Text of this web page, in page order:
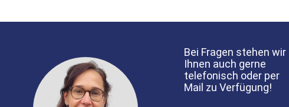
Bei Fragen stehen wir
Ihnen auch gerne
telefonisch oder per
Mail zu Verfügung!